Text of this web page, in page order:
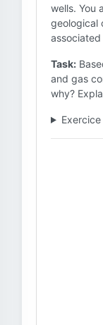
wells. You
geological
Task:
and gas
why?